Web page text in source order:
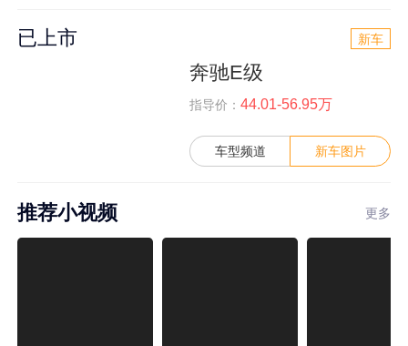
已上市 新车
奔驰E级
指导价： 44.01-56.95万
车型频道 新车图片
推荐小视频 更多